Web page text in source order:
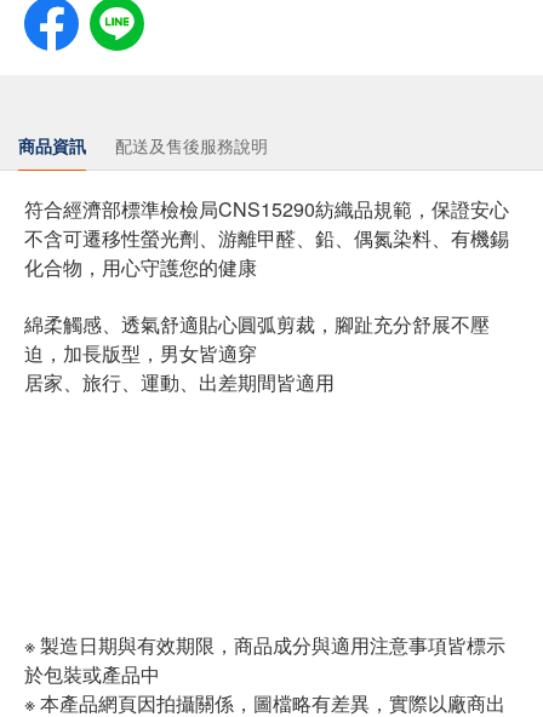
商品資訊 配送及售後服務說明
符合經濟部標準檢檢局CNS15290紡織品規範，保證安心
不含可遷移性螢光劑、游離甲醛、鉛、偶氮染料、有機錫
化合物，用心守護您的健康
綿柔觸感、透氣舒適貼心圓弧剪裁，腳趾充分舒展不壓
迫，加長版型，男女皆適穿
居家、旅行、運動、出差期間皆適用
※ 製造日期與有效期限，商品成分與適用注意事項皆標示
於包裝或產品中
※ 本產品網頁因拍攝關係，圖檔略有差異，實際以廠商出